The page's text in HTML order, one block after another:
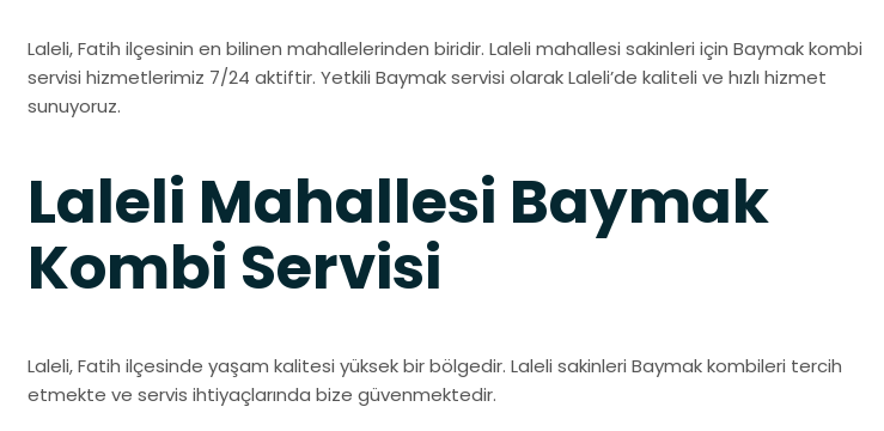
Laleli, Fatih ilçesinin en bilinen mahallelerinden biridir. Laleli mahallesi sakinleri için Baymak kombi
servisi hizmetlerimiz 7/24 aktiftir. Yetkili Baymak servisi olarak Laleli’de kaliteli ve hızlı hizmet
sunuyoruz.
Laleli Mahallesi Baymak
Kombi Servisi
Laleli, Fatih ilçesinde yaşam kalitesi yüksek bir bölgedir. Laleli sakinleri Baymak kombileri tercih
etmekte ve servis ihtiyaçlarında bize güvenmektedir.